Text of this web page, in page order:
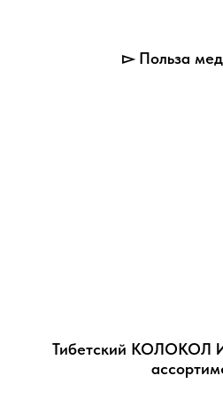
▻ Польза
Тибетский